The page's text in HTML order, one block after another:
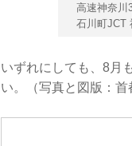
高速神奈川
石川町JCT
いずれにしても、8月
い。（写真と図版：首